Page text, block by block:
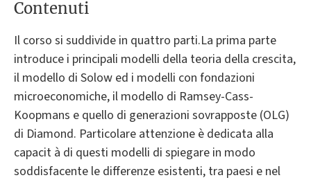
Contenuti
Il corso si suddivide in quattro parti.La prima parte
introduce i principali modelli della teoria della crescita,
il modello di Solow ed i modelli con fondazioni
microeconomiche, il modello di Ramsey-Cass-
Koopmans e quello di generazioni sovrapposte (OLG)
di Diamond. Particolare attenzione è dedicata alla
capacit à di questi modelli di spiegare in modo
soddisfacente le differenze esistenti, tra paesi e nel